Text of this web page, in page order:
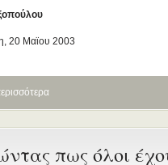
20 Μαϊου 2003
πως όλοι